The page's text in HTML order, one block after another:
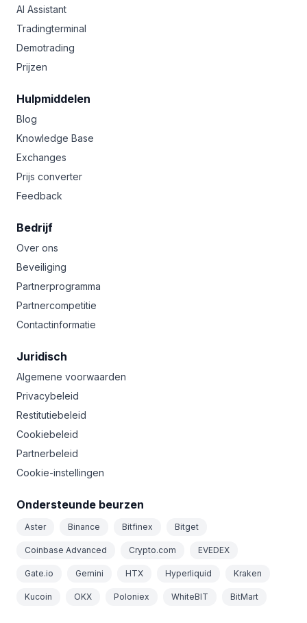
AI Assistant
Tradingterminal
Demotrading
Prijzen
Hulpmiddelen
Blog
Knowledge Base
Exchanges
Prijs converter
Feedback
Bedrijf
Over ons
Beveiliging
Partnerprogramma
Partnercompetitie
Contactinformatie
Juridisch
Algemene voorwaarden
Privacybeleid
Restitutiebeleid
Cookiebeleid
Partnerbeleid
Cookie-instellingen
Ondersteunde beurzen
Aster Binance Bitfinex Bitget
Coinbase Advanced Crypto.com EVEDEX
Gate.io Gemini HTX Hyperliquid Kraken
Kucoin OKX Poloniex WhiteBIT BitMart